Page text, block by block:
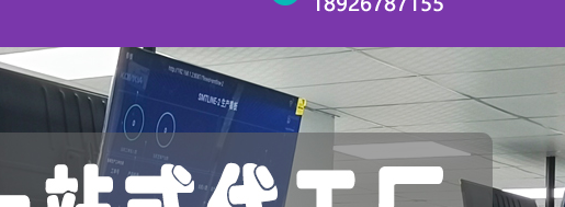
国家级高新企业
深圳市高新企业
IATF16949：2016
ISO13485:2016
ISO9001：2015
公司简介
竞争优势
服务优势
企业文化
企业环境